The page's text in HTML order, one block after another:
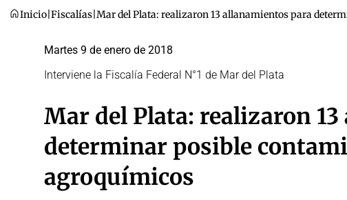
Inicio Fiscalías Mar del Plata: realizaron 13 allanamientos para
Martes 9 de enero de 2018
Interviene la Fiscalía Federal N°1 de Mar del Plata
Mar del Plata: realizaron
determinar posible
agroquímicos